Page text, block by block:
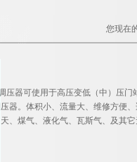
您现在
器可使用于高压变低（中）压
器。体积小、流量大、维修方便
、煤气、液化气、瓦斯气、及其它